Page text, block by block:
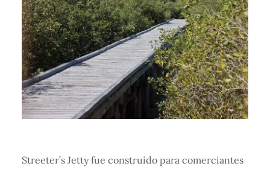
Streeter’s Jetty fue construido para comerciantes